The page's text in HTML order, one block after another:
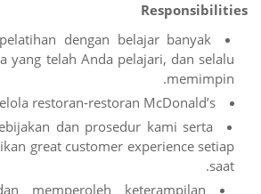
Responsibilities
dengan belajar banyak
yang telah Anda pelajari, dan selalu
memimpin.
restoran-restoran McDonald’s.
dan prosedur kami serta
great customer experience setiap
saat.
memperoleh keterampilan